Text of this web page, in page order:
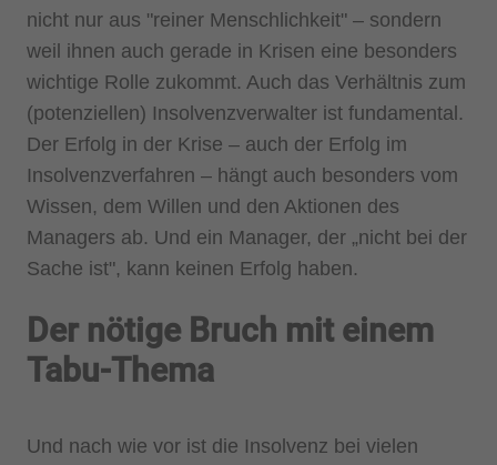
nicht nur aus "reiner Menschlichkeit" – sondern
weil ihnen auch gerade in Krisen eine besonders
wichtige Rolle zukommt. Auch das Verhältnis zum
(potenziellen) Insolvenzverwalter ist fundamental.
Der Erfolg in der Krise – auch der Erfolg im
Insolvenzverfahren – hängt auch besonders vom
Wissen, dem Willen und den Aktionen des
Managers ab. Und ein Manager, der „nicht bei der
Sache ist", kann keinen Erfolg haben.
Der nötige Bruch mit einem
Tabu-Thema
Und nach wie vor ist die Insolvenz bei vielen